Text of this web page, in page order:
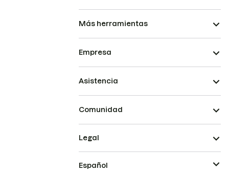
Más herramientas
Empresa
Asistencia
Comunidad
Legal
Español